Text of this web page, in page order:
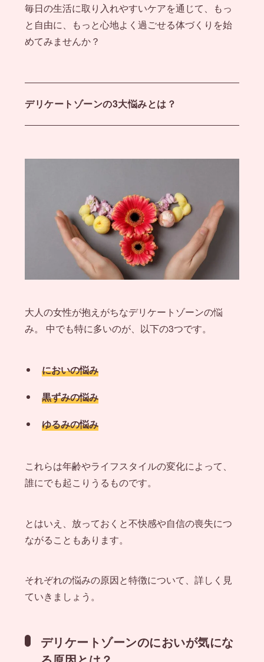
毎日の生活に取り入れやすいケアを通じて、もっ
と自由に、もっと心地よく過ごせる体づくりを始
めてみませんか？
デリケートゾーンの3大悩みとは？
大人の女性が抱えがちなデリケートゾーンの悩
み。 中でも特に多いのが、以下の3つです。
においの悩み
黒ずみの悩み
ゆるみの悩み
これらは年齢やライフスタイルの変化によって、
誰にでも起こりうるものです。
とはいえ、放っておくと不快感や自信の喪失につ
ながることもあります。
それぞれの悩みの原因と特徴について、詳しく見
ていきましょう。
デリケートゾーンのにおいが気にな